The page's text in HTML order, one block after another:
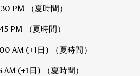
PM
（夏時間）
PM
（夏時間）
AM (+1日)
（夏時間）
AM (+1日)
（夏時間）